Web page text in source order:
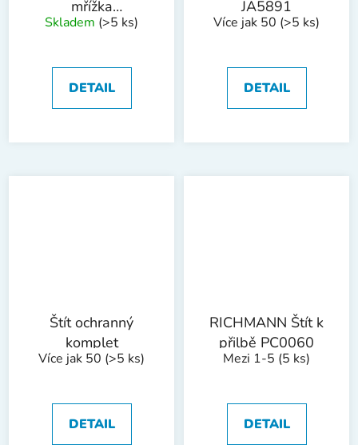
mřížka
WESTBERG
Skladem (>5 ks)
DETAIL
JA5891
Více jak 50 (>5 ks)
DETAIL
Štít ochranný
komplet
Více jak 50 (>5 ks)
DETAIL
RICHMANN Štít k
přilbě PC0060
Mezi 1-5 (5 ks)
DETAIL